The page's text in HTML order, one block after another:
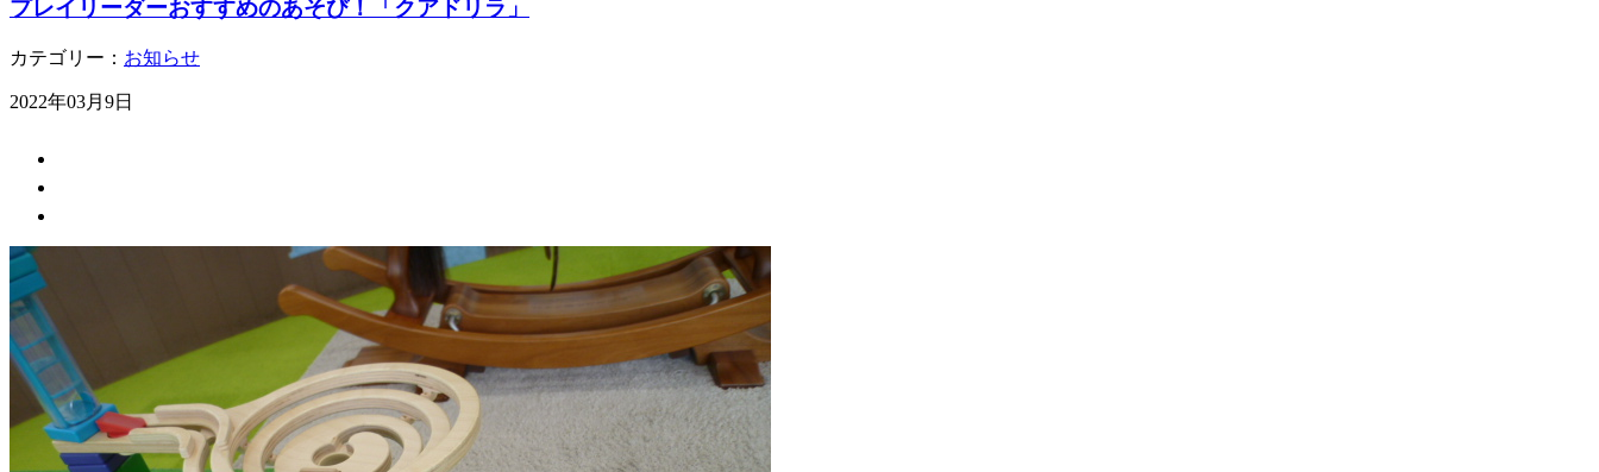
プレイリーダーおすすめのあそび！「クアドリラ」
カテゴリー： お知らせ
2022年03月9日